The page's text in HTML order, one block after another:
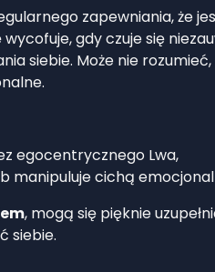
zapewniania, że
gdy czuje się
siebie. Może nie
egocentrycznego Lwa,
manipuluje cichą
, mogą się pięknie
siebie.